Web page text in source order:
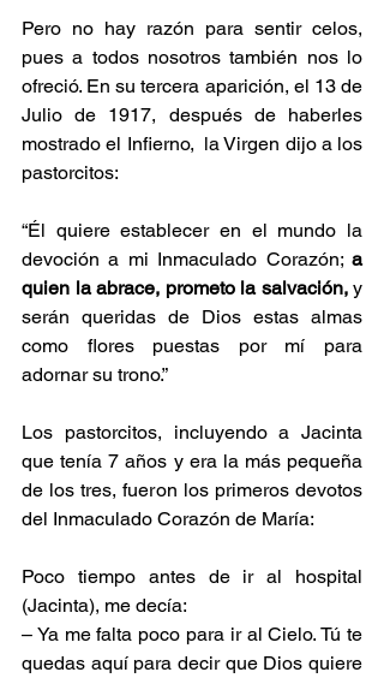
Pero no hay razón para sentir celos,
pues a todos nosotros también nos lo
ofreció. En su tercera aparición, el 13 de
Julio de 1917, después de haberles
mostrado el Infierno,  la Virgen dijo a los
pastorcitos:
“Él quiere establecer en el mundo la
devoción a mi Inmaculado Corazón; a
quien la abrace, prometo la salvación, y
serán queridas de Dios estas almas
como flores puestas por mí para
adornar su trono.”
Los pastorcitos, incluyendo a Jacinta
que tenía 7 años y era la más pequeña
de los tres, fueron los primeros devotos
del Inmaculado Corazón de María:
Poco tiempo antes de ir al hospital
(Jacinta), me decía:
– Ya me falta poco para ir al Cielo. Tú te
quedas aquí para decir que Dios quiere